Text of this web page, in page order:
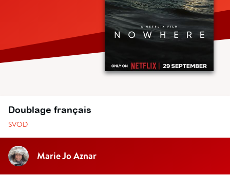
Doublage français
SVOD
Marie Jo Aznar